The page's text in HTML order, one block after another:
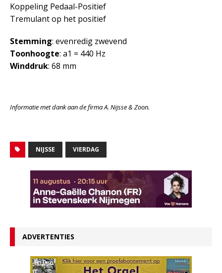
Koppeling Pedaal-Positief
Tremulant op het positief
Stemming: evenredig zwevend
Toonhoogte: a1 = 440 Hz
Winddruk: 68 mm
Informatie met dank aan de firma A. Nijsse & Zoon.
NIJSSE VIERDAG
ADVERTENTIES